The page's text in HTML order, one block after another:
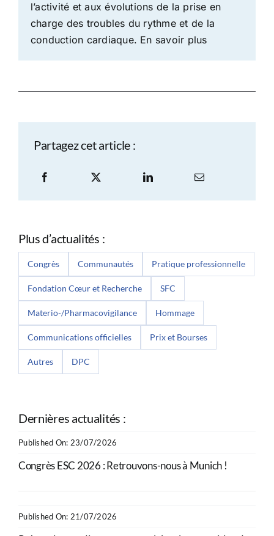
Plus d’actualités :
Congrès Communautés Pratique professionnelle
Fondation Cœur et Recherche SFC
Materio-/Pharmacovigilance Hommage
Communications officielles Prix et Bourses
Autres DPC
Dernières actualités :
Published On: 23/07/2026
Congrès ESC 2026 : Retrouvons-nous à Munich !
Published On: 21/07/2026
l’activité et aux évolutions de la prise en
charge des troubles du rythme et de la
conduction cardiaque. En savoir plus
Partagez cet article :